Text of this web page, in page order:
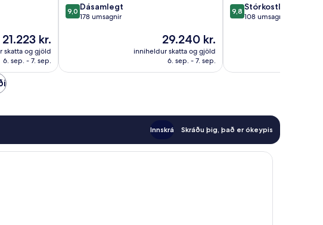
Verðið
er
21.223 kr.
21.223 kr.
skatta og gjöld
6. sep. - 7. sep.
9.0
af
9,0 Dásamlegt
178 umsagnir
Verðið
er
29.240 kr.
29.240 kr.
inniheldur skatta og gjöld
6. sep. - 7. sep.
9.8
af
9,8 Stórkostlegt
108 umsagnir
Innskrá Skráðu þig, það er ókeypis